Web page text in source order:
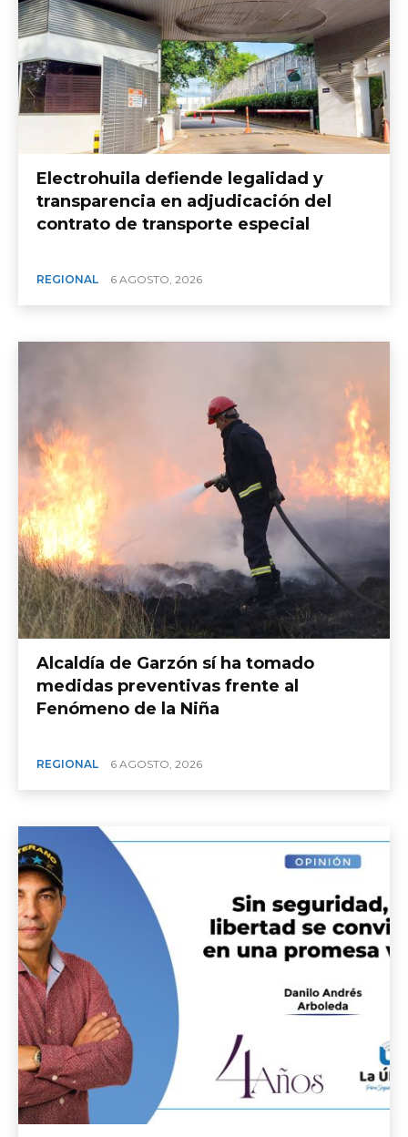
Electrohuila defiende legalidad y
transparencia en adjudicación del
contrato de transporte especial
REGIONAL 6 AGOSTO, 2026
Alcaldía de Garzón sí ha tomado
medidas preventivas frente al
Fenómeno de la Niña
REGIONAL 6 AGOSTO, 2026